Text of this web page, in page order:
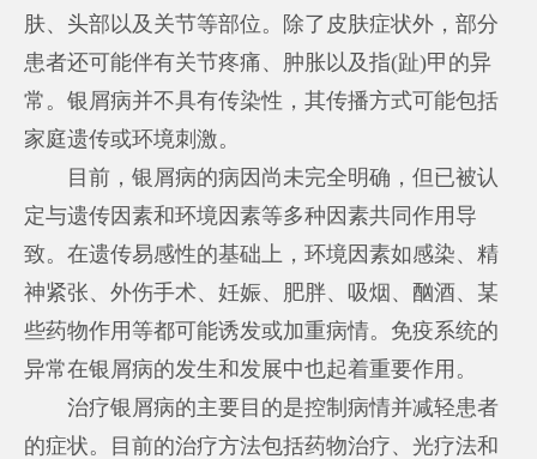
肤、头部以及关节等部位。除了皮肤症状外，部分
患者还可能伴有关节疼痛、肿胀以及指(趾)甲的异
常。银屑病并不具有传染性，其传播方式可能包括
家庭遗传或环境刺激。
目前，银屑病的病因尚未完全明确，但已被认
定与遗传因素和环境因素等多种因素共同作用导
致。在遗传易感性的基础上，环境因素如感染、精
神紧张、外伤手术、妊娠、肥胖、吸烟、酗酒、某
些药物作用等都可能诱发或加重病情。免疫系统的
异常在银屑病的发生和发展中也起着重要作用。
治疗银屑病的主要目的是控制病情并减轻患者
的症状。目前的治疗方法包括药物治疗、光疗法和